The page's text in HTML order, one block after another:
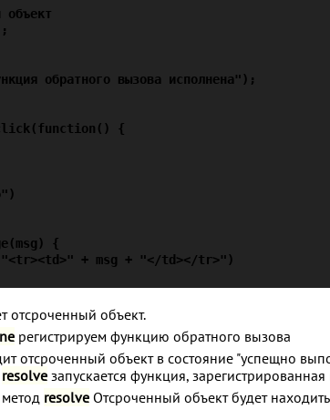
объект
обратного вызова исполнена");
{
{
+ msg + "</td></tr>")
отсроченный объект.
регистрируем функцию обратного вызова
отсроченный объект в состояние "успещно
resolve запускается функция,
resolve Отсроченный объект будет